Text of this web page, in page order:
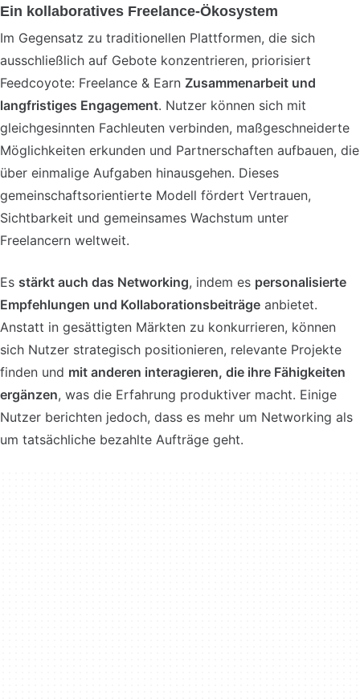
Ein kollaboratives Freelance-Ökosystem
Im Gegensatz zu traditionellen Plattformen, die sich
ausschließlich auf Gebote konzentrieren, priorisiert
Feedcoyote: Freelance & Earn Zusammenarbeit und
langfristiges Engagement. Nutzer können sich mit
gleichgesinnten Fachleuten verbinden, maßgeschneiderte
Möglichkeiten erkunden und Partnerschaften aufbauen, die
über einmalige Aufgaben hinausgehen. Dieses
gemeinschaftsorientierte Modell fördert Vertrauen,
Sichtbarkeit und gemeinsames Wachstum unter
Freelancern weltweit.
Es stärkt auch das Networking, indem es personalisierte
Empfehlungen und Kollaborationsbeiträge anbietet.
Anstatt in gesättigten Märkten zu konkurrieren, können
sich Nutzer strategisch positionieren, relevante Projekte
finden und mit anderen interagieren, die ihre Fähigkeiten
ergänzen, was die Erfahrung produktiver macht. Einige
Nutzer berichten jedoch, dass es mehr um Networking als
um tatsächliche bezahlte Aufträge geht.